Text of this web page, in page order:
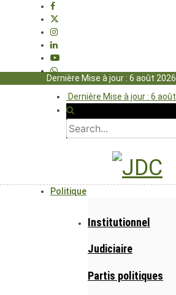
Dernière Mise à jour : 6
Dernière Mise à jour : 6 août
Politique
Institutionnel
Judiciaire
Partis politiques